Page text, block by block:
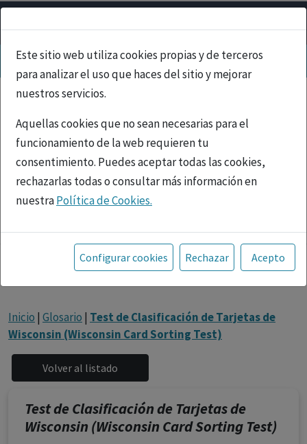
Este sitio web utiliza cookies propias y de terceros
para analizar el uso que haces del sitio y mejorar
nuestros servicios.
Aquellas cookies que no sean necesarias para el
funcionamiento de la web requieren tu
consentimiento. Puedes aceptar todas las cookies,
rechazarlas todas o consultar más información en
nuestraPolítica de Cookies.
Toda la información incluida en la Página Web está
referida a productos del mercado español y, por
tanto, dirigida a profesionales sanitarios legalmente
facultados para prescribir o dispensar medicamentos
con ejercicio profesional. La información técnica de los
fármacos se facilita a título meramente informativo,
facultados prescribir medicamentos y decidir, en cada
caso concreto, el tratamiento más adecuado a las
necesidades del paciente.
Configurar cookies Rechazar Acepto
Inicio | Glosario | Test de Clasificación de Tarjetas de
Wisconsin (Wisconsin Card Sorting Test)
Test de Clasificación de Tarjetas de
Wisconsin (Wisconsin Card Sorting Test)